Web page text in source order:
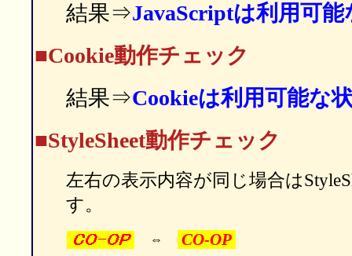
結果⇒JavaScriptは利用可
■Cookie動作チェック
結果⇒Cookieは利用可能な
■StyleSheet動作チェック
左右の表示内容が同じ場合は
す。
⇔ CO-OP